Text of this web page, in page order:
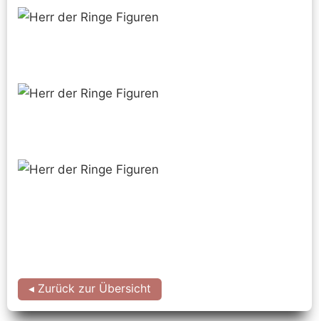
◂ Zurück zur Übersicht